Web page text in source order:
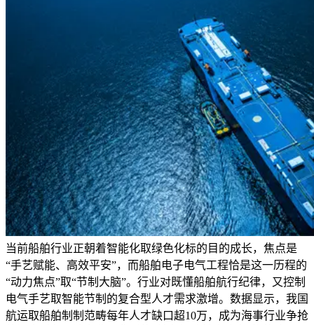
当前船舶行业正朝着智能化取绿色化标的目的成长，焦点是
“手艺赋能、高效平安”，而船舶电子电气工程恰是这一历程的
“动力焦点”取“节制大脑”。行业对既懂船舶航行纪律，又控制
电气手艺取智能节制的复合型人才需求激增。数据显示，我国
航运取船舶制制范畴每年人才缺口超10万，成为海事行业争抢